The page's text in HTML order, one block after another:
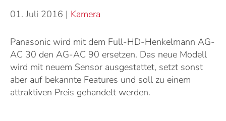
01. Juli 2016 | Kamera
Panasonic wird mit dem Full-HD-Henkelmann AG-
AC 30 den AG-AC 90 ersetzen. Das neue Modell
wird mit neuem Sensor ausgestattet, setzt sonst
aber auf bekannte Features und soll zu einem
attraktiven Preis gehandelt werden.